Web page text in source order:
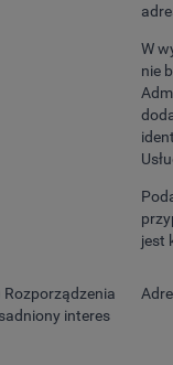
W
nie
jest
Rozporządzenia
interes